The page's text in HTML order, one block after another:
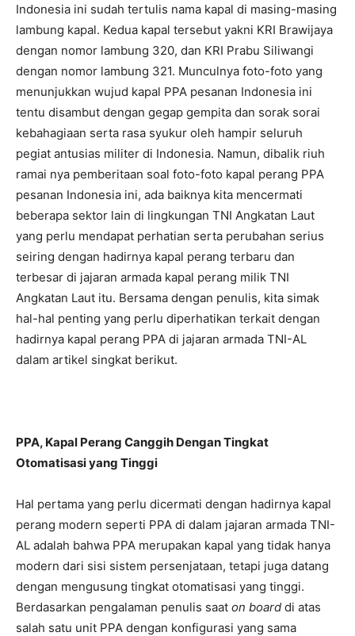
Indonesia ini sudah tertulis nama kapal di masing-masing
lambung kapal. Kedua kapal tersebut yakni KRI Brawijaya
dengan nomor lambung 320, dan KRI Prabu Siliwangi
dengan nomor lambung 321. Munculnya foto-foto yang
menunjukkan wujud kapal PPA pesanan Indonesia ini
tentu disambut dengan gegap gempita dan sorak sorai
kebahagiaan serta rasa syukur oleh hampir seluruh
pegiat antusias militer di Indonesia. Namun, dibalik riuh
ramai nya pemberitaan soal foto-foto kapal perang PPA
pesanan Indonesia ini, ada baiknya kita mencermati
beberapa sektor lain di lingkungan TNI Angkatan Laut
yang perlu mendapat perhatian serta perubahan serius
seiring dengan hadirnya kapal perang terbaru dan
terbesar di jajaran armada kapal perang milik TNI
Angkatan Laut itu. Bersama dengan penulis, kita simak
hal-hal penting yang perlu diperhatikan terkait dengan
hadirnya kapal perang PPA di jajaran armada TNI-AL
dalam artikel singkat berikut.
PPA, Kapal Perang Canggih Dengan Tingkat
Otomatisasi yang Tinggi
Hal pertama yang perlu dicermati dengan hadirnya kapal
perang modern seperti PPA di dalam jajaran armada TNI-
AL adalah bahwa PPA merupakan kapal yang tidak hanya
modern dari sisi sistem persenjataan, tetapi juga datang
dengan mengusung tingkat otomatisasi yang tinggi.
Berdasarkan pengalaman penulis saat on board di atas
salah satu unit PPA dengan konfigurasi yang sama